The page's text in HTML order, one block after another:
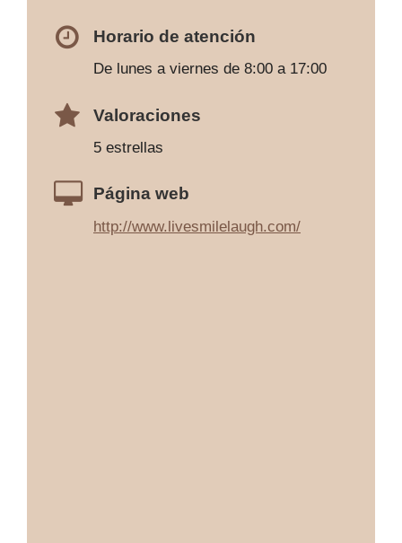
Horario de atención
De lunes a viernes de 8:00 a 17:00
Valoraciones
5 estrellas
Página web
http://www.livesmilelaugh.com/